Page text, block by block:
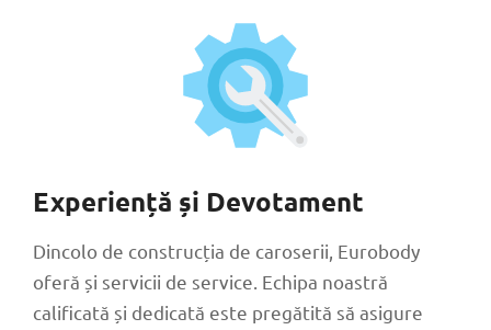
Experiență și Devotament
Dincolo de construcția de caroserii, Eurobody
oferă și servicii de service. Echipa noastră
calificată și dedicată este pregătită să asigure